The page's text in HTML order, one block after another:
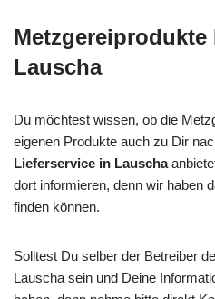
Lauscha
Du möchtest wissen, ob die
eigenen Produkte auch zu Dir
Lieferservice in Lauscha
dort informieren, denn wir haben
finden können.
Solltest Du selber der Betreiber
Lauscha sein und Deine